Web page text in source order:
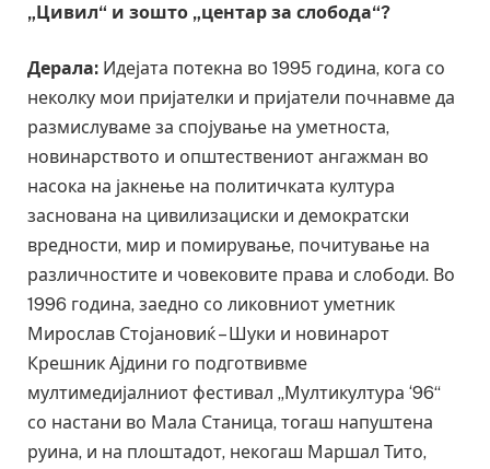
„Цивил“ и зошто „центар за слобода“?
Дерала: Идејата потекна во 1995 година, кога со
неколку мои пријателки и пријатели почнавме да
размислуваме за спојување на уметноста,
новинарството и општествениот ангажман во
насока на јакнење на политичката култура
заснована на цивилизациски и демократски
вредности, мир и помирување, почитување на
различностите и човековите права и слободи. Во
1996 година, заедно со ликовниот уметник
Мирослав Стојановиќ – Шуки и новинарот
Крешник Ајдини го подготвивме
мултимедијалниот фестивал „Мултикултура ‘96“
со настани во Мала Станица, тогаш напуштена
руина, и на плоштадот, некогаш Маршал Тито,